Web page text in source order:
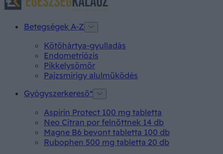
Betegségek A-Z
Kötőhártya-gyulladás
Endometriózis
Pikkelysömör
Pajzsmirigy alulműködés
Gyógyszerkereső*
Aspirin Protect 100 mg tabletta
Neo Citran por felnőttnek 14 db
Magne B6 bevont tabletta 100 db
Rubophen 500 mg tabletta 20 db